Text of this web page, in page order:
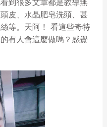
皮、水晶肥皂洗頭、甚
等。天阿！ 看這些奇特
有人會這麼做嗎？感覺